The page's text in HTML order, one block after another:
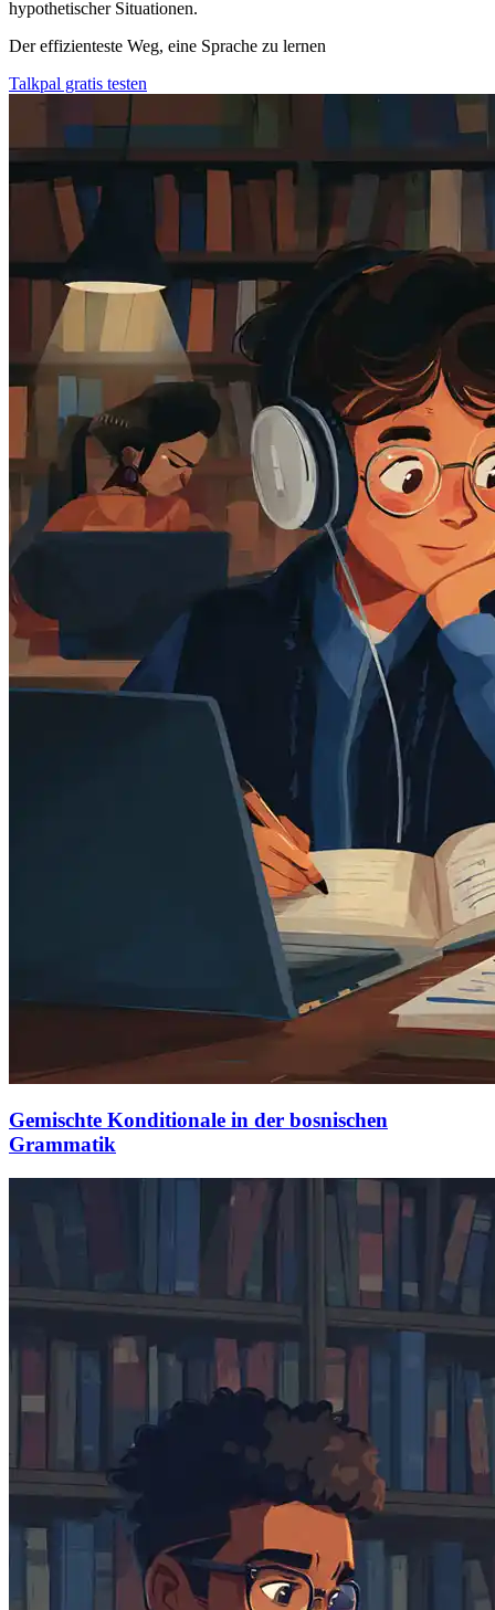
hypothetischer Situationen.
Der effizienteste Weg, eine Sprache zu lernen
Talkpal gratis testen
Gemischte Konditionale in der bosnischen
Grammatik